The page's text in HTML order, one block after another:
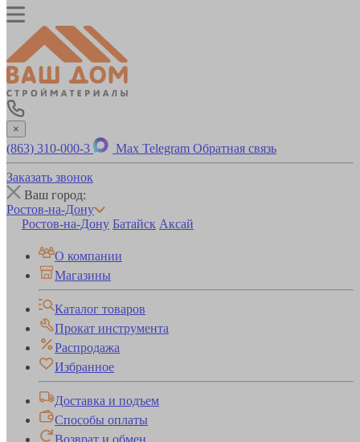
×
(863) 310-000-3 Max Telegram Обратная связь
Заказать звонок
Ваш город:
Ростов-на-Дону
Ростов-на-Дону Батайск Аксай
О компании
Магазины
Каталог товаров
Прокат инструмента
Распродажа
Избранное
Доставка и подъем
Способы оплаты
Возврат и обмен